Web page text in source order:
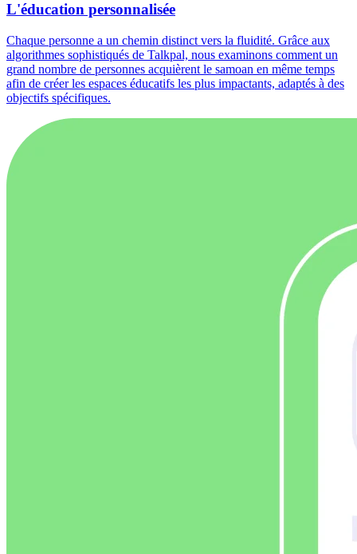
L'éducation personnalisée
Chaque personne a un chemin distinct vers la fluidité. Grâce aux
algorithmes sophistiqués de Talkpal, nous examinons comment un
grand nombre de personnes acquièrent le samoan en même temps
afin de créer les espaces éducatifs les plus impactants, adaptés à des
objectifs spécifiques.